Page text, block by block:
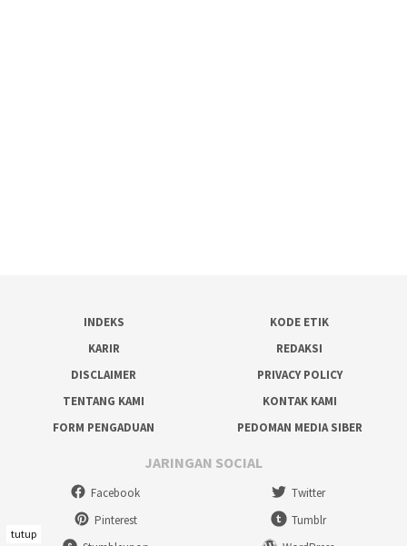
INDEKS
KODE ETIK
KARIR
REDAKSI
DISCLAIMER
PRIVACY POLICY
TENTANG KAMI
KONTAK KAMI
FORM PENGADUAN
PEDOMAN MEDIA SIBER
JARINGAN SOCIAL
Facebook
Twitter
Pinterest
Tumblr
tutup